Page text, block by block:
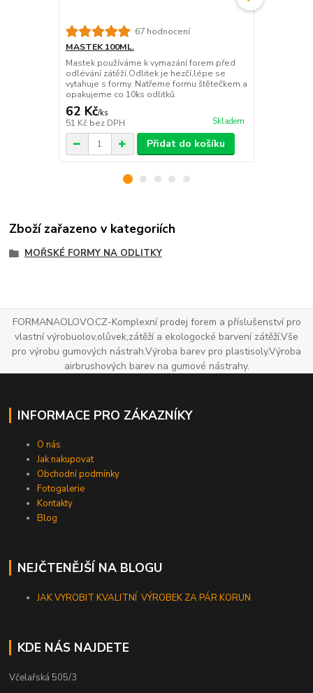
67 hodnocení
MASTEK 100ML.
Mastek používáme k vymazání forem před
odlévání zátěží.Odlitek je hezčí,lépe se
vytahuje s formy. Natřeme formu štětečkem a
opakujeme co 10ks odlitků.
62 Kč/ks
51 Kč bez DPH Skladem
Přidat do košíku
Zboží zařazeno v kategoriích
MOŘSKÉ FORMY NA ODLITKY
FORMANAOLOVO.CZ-Komplexní prodej forem a příslušenství pro
vlastní výrobuolov,olůvek,zátěží a ekologocké barvení zátěží.Vše
pro výrobu gumových nástrah.Výroba barev pro plastisoly.Výroba
airbrushových barev na gumové nástrahy.
INFORMACE PRO ZÁKAZNÍKY
O nás
Jak nakupovat
Obchodní podmínky
Fotogalerie
Kontakty
Blog
NEJČTENĚJŠÍ NA BLOGU
JAK VYROBIT KVALITNÍ VÝROBEK ZA PÁR KORUN
KDE NÁS NAJDETE
Včelařská 505/3